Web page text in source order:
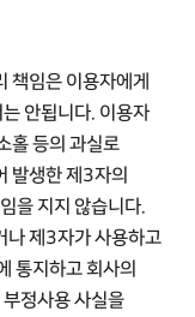
책임은 이용자에게
안됩니다. 이용자
홀 등의 과실로
발생한 제3자의
을 지지 않습니다.
나 제3자가 사용하고
통지하고 회사의
정사용 사실을